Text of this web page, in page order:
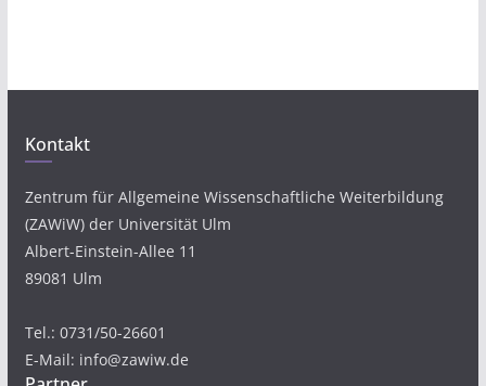
Kontakt
Zentrum für Allgemeine Wissenschaftliche Weiterbildung
(ZAWiW) der Universität Ulm
Albert-Einstein-Allee 11
89081 Ulm
Tel.: 0731/50-26601
E-Mail: info@zawiw.de